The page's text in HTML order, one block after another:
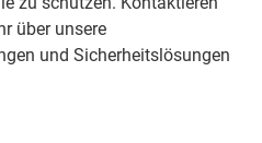
über unsere
und Sicherheitslösungen